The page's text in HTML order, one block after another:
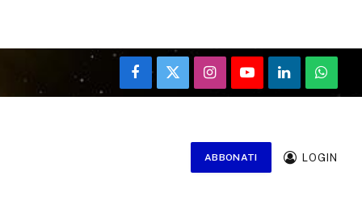
Facebook
X
(Twitter)
InstagramYouTubeLinkedIn
ABBONATI LOGIN